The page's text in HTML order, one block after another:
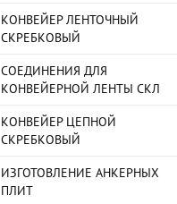
КОНВЕЙЕР ЛЕНТОЧНЫЙ
СКРЕБКОВЫЙ
СОЕДИНЕНИЯ ДЛЯ
КОНВЕЙЕРНОЙ ЛЕНТЫ СКЛ
КОНВЕЙЕР ЦЕПНОЙ
СКРЕБКОВЫЙ
ИЗГОТОВЛЕНИЕ АНКЕРНЫХ
ПЛИТ